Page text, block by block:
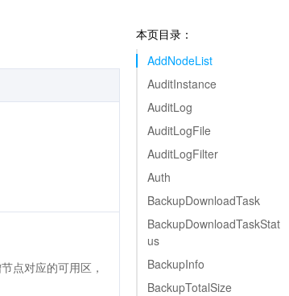
本页目录：
AddNodeList
AuditInstance
AuditLog
AuditLogFile
AuditLogFilter
Auth
BackupDownloadTask
BackupDownloadTaskStat
us
BackupInfo
BackupTotalSize
点对应的可用区，